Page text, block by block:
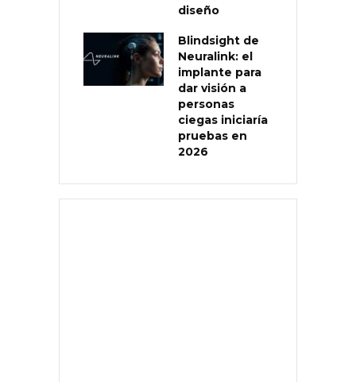
diseño
Blindsight de
Neuralink: el
implante para
dar visión a
personas
ciegas iniciaría
pruebas en
2026